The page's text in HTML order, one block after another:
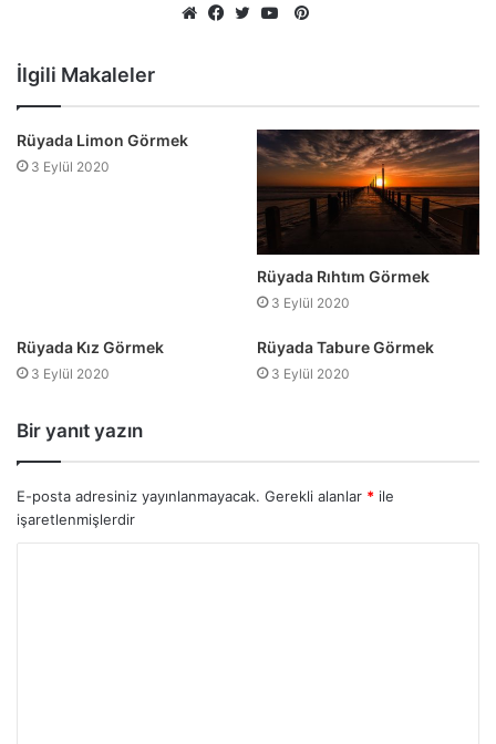
Pinterest
İlgili Makaleler
Rüyada Limon Görmek
3 Eylül 2020
Rüyada Rıhtım Görmek
3 Eylül 2020
Rüyada Kız Görmek
3 Eylül 2020
Rüyada Tabure Görmek
3 Eylül 2020
Bir yanıt yazın
E-posta adresiniz yayınlanmayacak. Gerekli alanlar * ile
işaretlenmişlerdir